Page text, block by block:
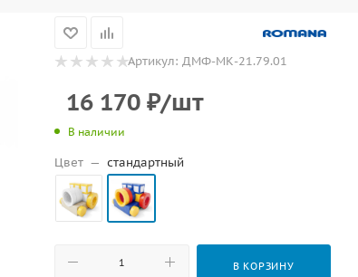
Артикул: ДМФ-МК-21.79.01
16 170 ₽/шт
В наличии
Цвет — стандартный
В КОРЗИНУ